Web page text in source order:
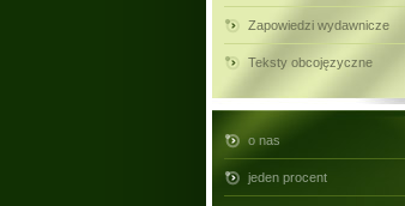
Zapowiedzi wydawnicze
Teksty obcojęzyczne
o nas
jeden procent